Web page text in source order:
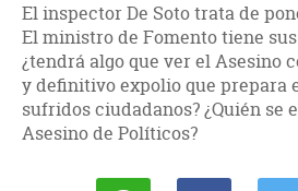
El inspector De Soto trata de
El ministro de Fomento tiene
¿tendrá algo que ver el Asesino
y definitivo expolio que prepara
sufridos ciudadanos? ¿Quién se
Asesino de Políticos?